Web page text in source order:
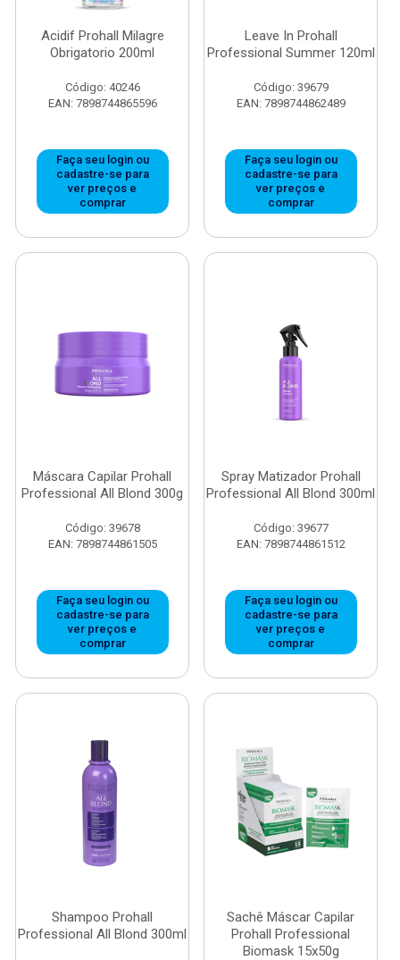
Acidif Prohall Milagre
Obrigatorio 200ml
Código: 40246
EAN: 7898744865596
Faça seu login ou
cadastre-se para
ver preços e
comprar
Leave In Prohall
Professional Summer 120ml
Código: 39679
EAN: 7898744862489
Faça seu login ou
cadastre-se para
ver preços e
comprar
Máscara Capilar Prohall
Professional All Blond 300g
Código: 39678
EAN: 7898744861505
Faça seu login ou
cadastre-se para
ver preços e
comprar
Spray Matizador Prohall
Professional All Blond 300ml
Código: 39677
EAN: 7898744861512
Faça seu login ou
cadastre-se para
ver preços e
comprar
Shampoo Prohall
Professional All Blond 300ml
Sachê Máscar Capilar
Prohall Professional
Biomask 15x50g